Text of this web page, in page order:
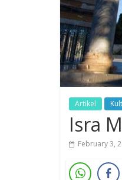
Artikel
Isra
February 3,